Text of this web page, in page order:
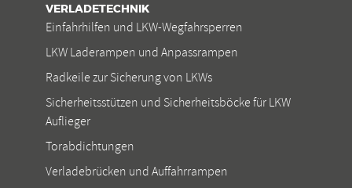
VERLADETECHNIK
Einfahrhilfen und LKW-Wegfahrsperren
LKW Laderampen und Anpassrampen
Radkeile zur Sicherung von LKWs
Sicherheitsstützen und Sicherheitsböcke für LKW
Auflieger
Torabdichtungen
Verladebrücken und Auffahrrampen